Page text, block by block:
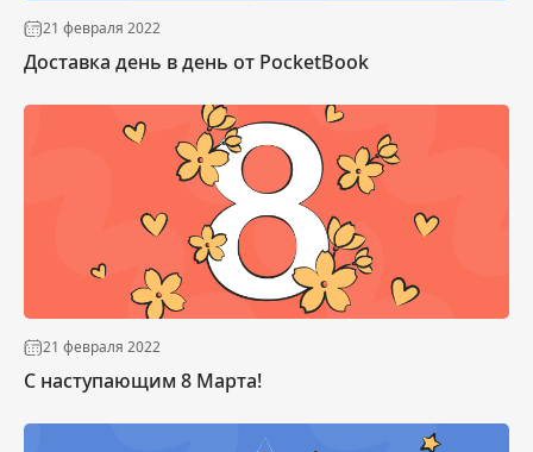
21 февраля 2022
Доставка день в день от PocketBook
21 февраля 2022
С наступающим 8 Марта!